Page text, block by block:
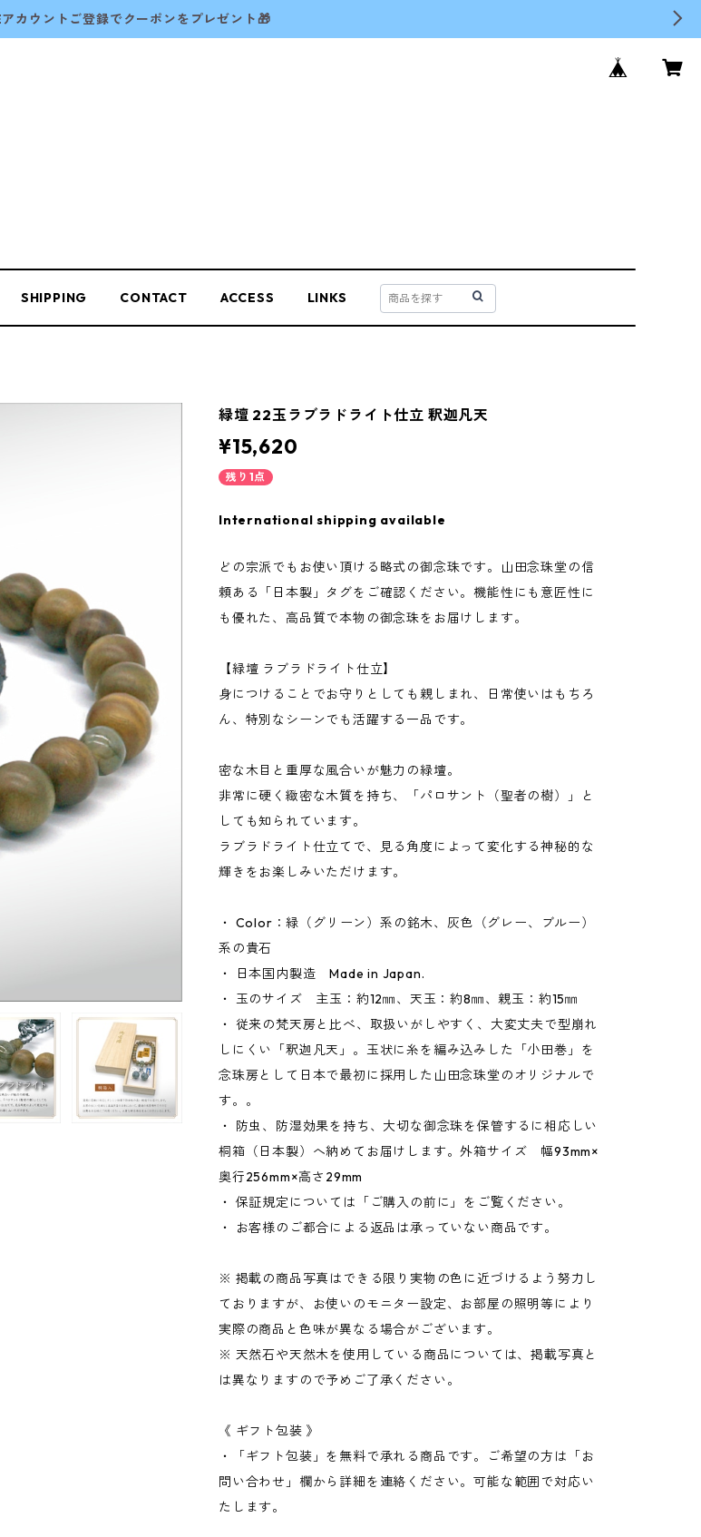
カウントご登録でクーポンをプレゼント🎁
SHIPPING CONTACT ACCESS LINKS
緑壇 22玉ラブラドライト仕立 釈迦凡天
¥15,620
残り1点
International shipping available
どの宗派でもお使い頂ける略式の御念珠です。山田念珠堂の信
頼ある「日本製」タグをご確認ください。機能性にも意匠性に
も優れた、高品質で本物の御念珠をお届けします。
【緑壇 ラブラドライト仕立】
身につけることでお守りとしても親しまれ、日常使いはもちろ
ん、特別なシーンでも活躍する一品です。
密な木目と重厚な風合いが魅力の緑壇。
非常に硬く緻密な木質を持ち、「パロサント（聖者の樹）」と
しても知られています。
ラブラドライト仕立てで、見る角度によって変化する神秘的な
輝きをお楽しみいただけます。
・ Color：緑（グリーン）系の銘木、灰色（グレー、ブルー）
系の貴石
・ 日本国内製造 Made in Japan.
・ 玉のサイズ 主玉：約12㎜、天玉：約8㎜、親玉：約15㎜
・ 従来の梵天房と比べ、取扱いがしやすく、大変丈夫で型崩れ
しにくい「釈迦凡天」。玉状に糸を編み込みした「小田巻」を
念珠房として日本で最初に採用した山田念珠堂のオリジナルで
す。。
・ 防虫、防湿効果を持ち、大切な御念珠を保管するに相応しい
桐箱（日本製）へ納めてお届けします。外箱サイズ 幅93mm×
奥行256mm×高さ29mm
・ 保証規定については「ご購入の前に」をご覧ください。
・ お客様のご都合による返品は承っていない商品です。
※ 掲載の商品写真はできる限り実物の色に近づけるよう努力し
ておりますが、お使いのモニター設定、お部屋の照明等により
実際の商品と色味が異なる場合がございます。
※ 天然石や天然木を使用している商品については、掲載写真と
は異なりますので予めご了承ください。
《 ギフト包装 》
・「ギフト包装」を無料で承れる商品です。ご希望の方は「お
問い合わせ」欄から詳細を連絡ください。可能な範囲で対応い
たします。